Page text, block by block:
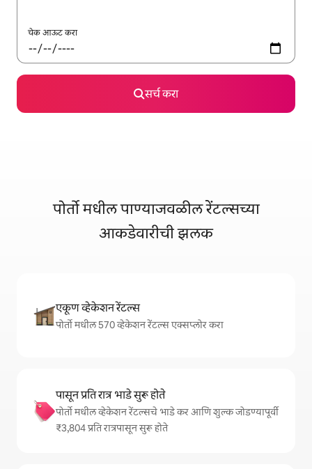
चेक आऊट करा
सर्च करा
पोर्तो मधील पाण्याजवळील रेंटल्सच्या
आकडेवारीची झलक
एकूण व्हेकेशन रेंटल्स
पोर्तो मधील 570 व्हेकेशन रेंटल्स एक्सप्लोर करा
पासून प्रति रात्र भाडे सुरू होते
पोर्तो मधील व्हेकेशन रेंटल्सचे भाडे कर आणि शुल्क जोडण्यापूर्वी
₹3,804 प्रति रात्रपासून सुरू होते